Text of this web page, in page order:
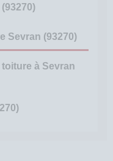
Sevran (93270)
à Sevran